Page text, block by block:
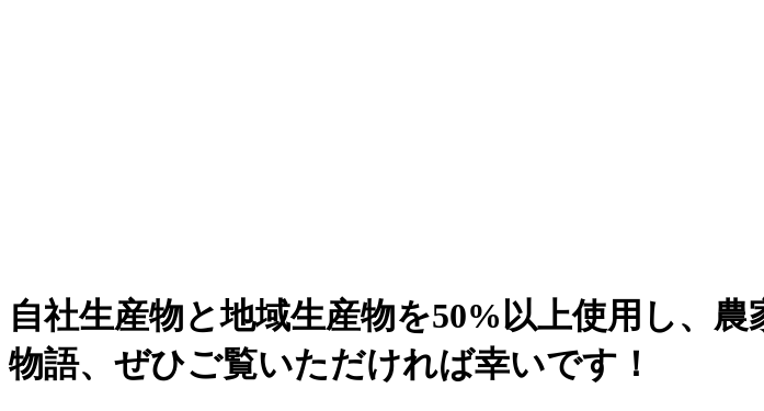
自社生産物と地域生産物を50%以上使用し、
物語、ぜひご覧いただければ幸いです！